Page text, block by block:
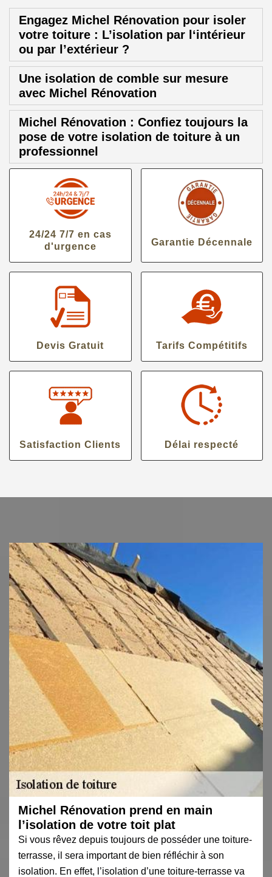
Engagez Michel Rénovation pour isoler
votre toiture : L’isolation par l‘intérieur
ou par l’extérieur ?
Une isolation de comble sur mesure
avec Michel Rénovation
Michel Rénovation : Confiez toujours la
pose de votre isolation de toiture à un
professionnel
24/24 7/7 en cas
d'urgence
Garantie Décennale
Devis Gratuit Tarifs Compétitifs
Satisfaction Clients Délai respecté
Michel Rénovation prend en main
l’isolation de votre toit plat
Si vous rêvez depuis toujours de posséder une toiture-
terrasse, il sera important de bien réfléchir à son
isolation. En effet, l’isolation d’une toiture-terrasse va